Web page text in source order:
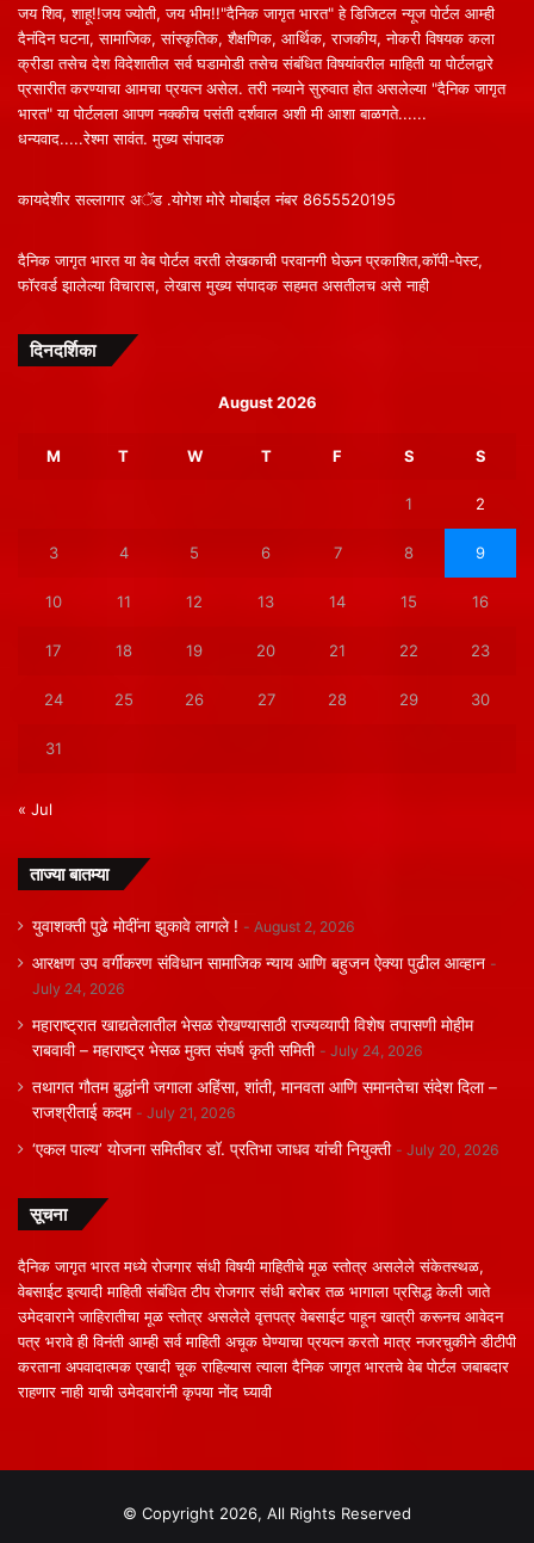
जय शिव, शाहू!!जय ज्योती, जय भीम!!"दैनिक जागृत भारत" हे डिजिटल न्यूज पोर्टल आम्ही
दैनंदिन घटना, सामाजिक, सांस्कृतिक, शैक्षणिक, आर्थिक, राजकीय, नोकरी विषयक कला
क्रीडा तसेच देश विदेशातील सर्व घडामोडी तसेच संबंधित विषयांवरील माहिती या पोर्टलद्वारे
प्रसारीत करण्याचा आमचा प्रयत्न असेल. तरी नव्याने सुरुवात होत असलेल्या "दैनिक जागृत
भारत" या पोर्टलला आपण नक्कीच पसंती दर्शवाल अशी मी आशा बाळगते......
धन्यवाद.....रेश्मा सावंत. मुख्य संपादक
कायदेशीर सल्लागार अॅड .योगेश मोरे मोबाईल नंबर 8655520195
दैनिक जागृत भारत या वेब पोर्टल वरती लेखकाची परवानगी घेऊन प्रकाशित,कॉपी-पेस्ट,
फॉरवर्ड झालेल्या विचारास, लेखास मुख्य संपादक सहमत असतीलच असे नाही
दिनदर्शिका
August 2026
M T W T F S S
1 2
3 4 5 6 7 8 9
10 11 12 13 14 15 16
17 18 19 20 21 22 23
24 25 26 27 28 29 30
31
« Jul
ताज्या बातम्या
युवाशक्ती पुढे मोदींना झुकावे लागले ! August 2, 2026
आरक्षण उप वर्गीकरण संविधान सामाजिक न्याय आणि बहुजन ऐक्या पुढील आव्हान
July 24, 2026
महाराष्ट्रात खाद्यतेलातील भेसळ रोखण्यासाठी राज्यव्यापी विशेष तपासणी मोहीम
राबवावी – महाराष्ट्र भेसळ मुक्त संघर्ष कृती समिती
July 24, 2026
तथागत गौतम बुद्धांनी जगाला अहिंसा, शांती, मानवता आणि समानतेचा संदेश दिला –
राजश्रीताई कदम
July 21, 2026
‘एकल पाल्य’ योजना समितीवर डॉ. प्रतिभा जाधव यांची नियुक्ती July 20, 2026
सूचना
दैनिक जागृत भारत मध्ये रोजगार संधी विषयी माहितीचे मूळ स्तोत्र असलेले संकेतस्थळ,
वेबसाईट इत्यादी माहिती संबंधित टीप रोजगार संधी बरोबर तळ भागाला प्रसिद्ध केली जाते
उमेदवाराने जाहिरातीचा मूळ स्तोत्र असलेले वृत्तपत्र वेबसाईट पाहून खात्री करूनच आवेदन
पत्र भरावे ही विनंती आम्ही सर्व माहिती अचूक घेण्याचा प्रयत्न करतो मात्र नजरचुकीने डीटीपी
करताना अपवादात्मक एखादी चूक राहिल्यास त्याला दैनिक जागृत भारतचे वेब पोर्टल जबाबदार
राहणार नाही याची उमेदवारांनी कृपया नोंद घ्यावी
© Copyright 2026, All Rights Reserved